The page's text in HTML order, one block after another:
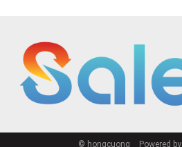
© hongcuong Powered by